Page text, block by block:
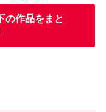
の作品をまと